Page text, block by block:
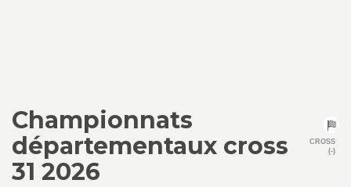
Championnats
départementaux cross
31 2026
CROSS
(-)